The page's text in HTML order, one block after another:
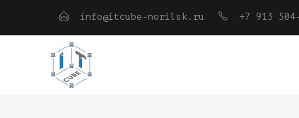
info@itcube-norilsk.ru +7 913